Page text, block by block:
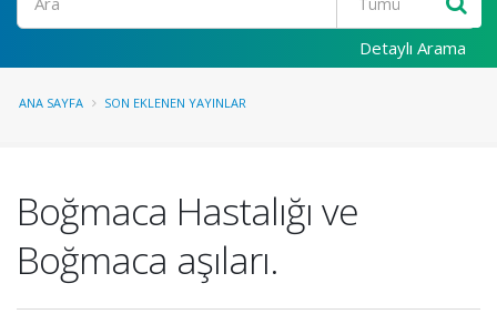
Detaylı Arama
ANA SAYFA SON EKLENEN YAYINLAR
Boğmaca Hastalığı ve
Boğmaca aşıları.